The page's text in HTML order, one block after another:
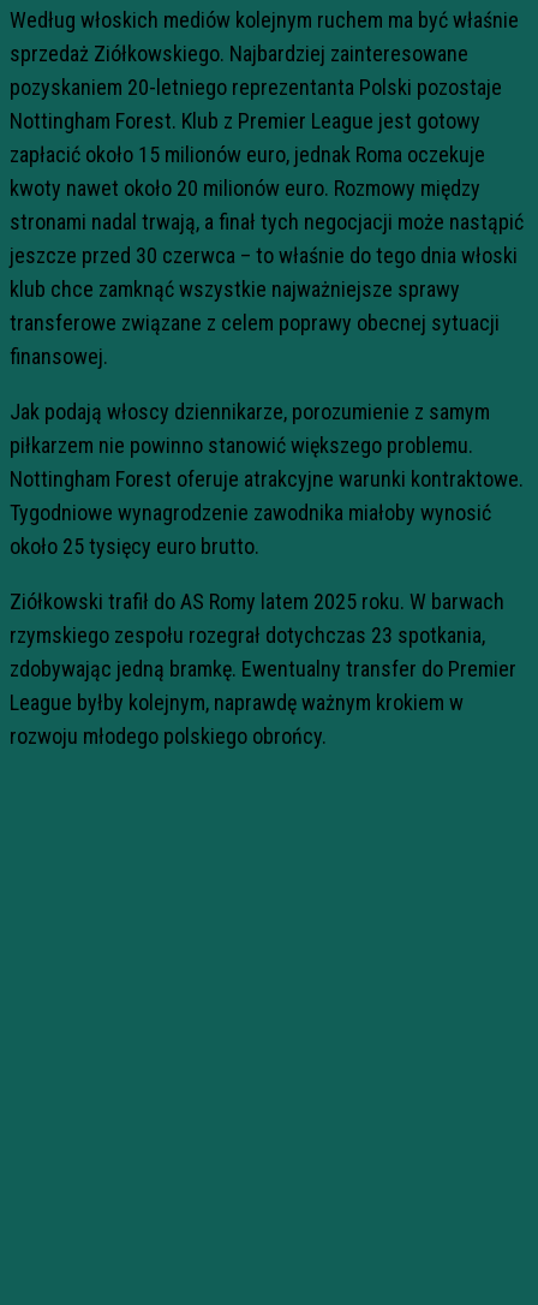
Według włoskich mediów kolejnym ruchem ma być właśnie
sprzedaż Ziółkowskiego. Najbardziej zainteresowane
pozyskaniem 20-letniego reprezentanta Polski pozostaje
Nottingham Forest. Klub z Premier League jest gotowy
zapłacić około 15 milionów euro, jednak Roma oczekuje
kwoty nawet około 20 milionów euro. Rozmowy między
stronami nadal trwają, a finał tych negocjacji może nastąpić
jeszcze przed 30 czerwca – to właśnie do tego dnia włoski
klub chce zamknąć wszystkie najważniejsze sprawy
transferowe związane z celem poprawy obecnej sytuacji
finansowej.
Jak podają włoscy dziennikarze, porozumienie z samym
piłkarzem nie powinno stanowić większego problemu.
Nottingham Forest oferuje atrakcyjne warunki kontraktowe.
Tygodniowe wynagrodzenie zawodnika miałoby wynosić
około 25 tysięcy euro brutto.
Ziółkowski trafił do AS Romy latem 2025 roku. W barwach
rzymskiego zespołu rozegrał dotychczas 23 spotkania,
zdobywając jedną bramkę. Ewentualny transfer do Premier
League byłby kolejnym, naprawdę ważnym krokiem w
rozwoju młodego polskiego obrońcy.